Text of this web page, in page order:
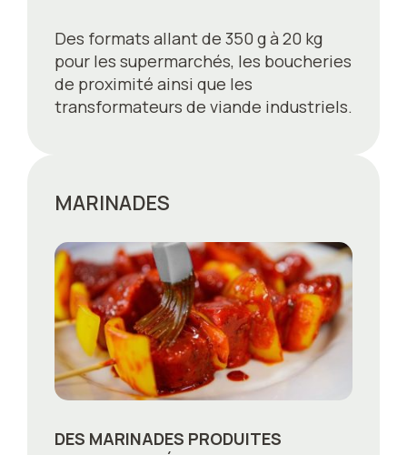
Des formats allant de 350 g à 20 kg
pour les supermarchés, les boucheries
de proximité ainsi que les
transformateurs de viande industriels.
MARINADES
DES MARINADES PRODUITES